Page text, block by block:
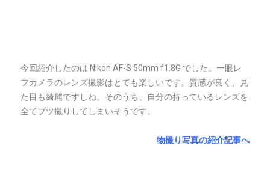
今回紹介したのは Nikon AF-S 50mm f1.8G でした。一眼レ
フカメラのレンズ撮影はとても楽しいです。質感が良く、見
た目も綺麗ですしね。そのうち、自分の持っているレンズを
全てブツ撮りしてしまいそうです。
物撮り写真の紹介記事へ